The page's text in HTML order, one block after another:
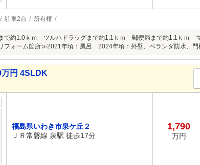
駐車2台 所有権
で約1.0ｋｍ ツルハドラッグまで約1.1ｋｍ 郵便局まで約1.1ｋｍ
ォーム箇所≫2021年頃：風呂 2024年頃：外壁、ベランダ防水、門
円 4SLDK
福島県いわき市泉ケ丘２
ＪＲ常磐線 泉駅 徒歩17分
1,790
万円